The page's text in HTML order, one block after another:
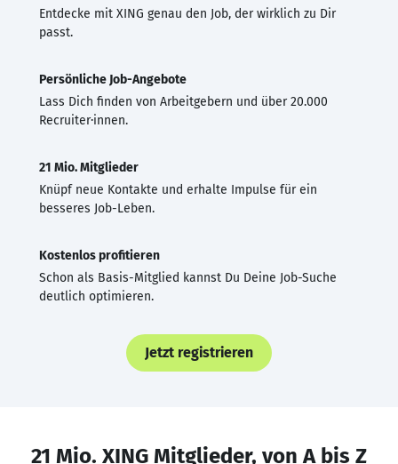
Entdecke mit XING genau den Job, der wirklich zu Dir
passt.
Persönliche Job-Angebote
Lass Dich finden von Arbeitgebern und über 20.000
Recruiter·innen.
21 Mio. Mitglieder
Knüpf neue Kontakte und erhalte Impulse für ein
besseres Job-Leben.
Kostenlos profitieren
Schon als Basis-Mitglied kannst Du Deine Job-Suche
deutlich optimieren.
Jetzt registrieren
21 Mio. XING Mitglieder, von A bis Z